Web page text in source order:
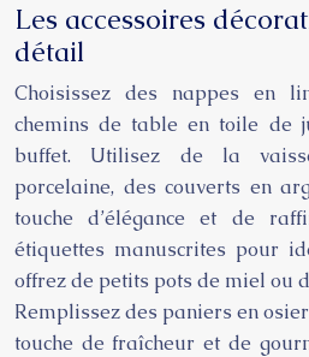
Les accessoires
détail
Choisissez des nappes en
chemins de table en toile de
buffet. Utilisez de la
porcelaine, des couverts en
touche d’élégance et de
étiquettes manuscrites pour
offrez de petits pots de miel ou
Remplissez des paniers en
touche de fraîcheur et de